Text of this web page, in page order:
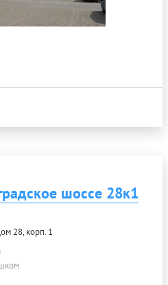
шоссе 28к1
28, корп. 1